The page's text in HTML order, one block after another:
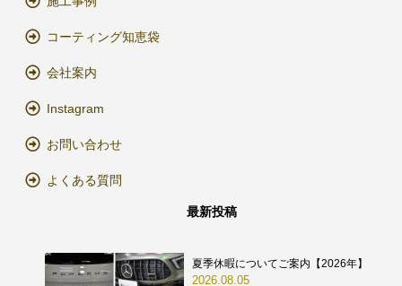
コーティング知恵袋
会社案内
Instagram
お問い合わせ
よくある質問
最新投稿
夏季休暇についてご案内【2026年】
2026.08.05